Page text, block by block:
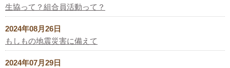
生協って？組合員活動って？
2024年08月26日
もしもの地震災害に備えて
2024年07月29日